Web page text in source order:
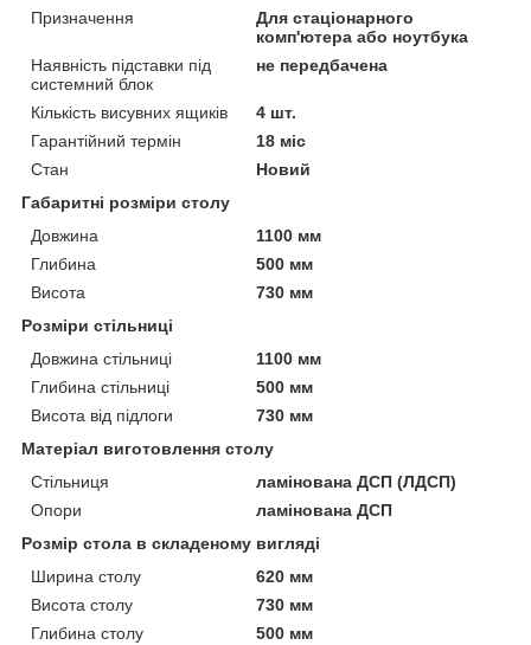
Призначення
Для стаціонарного
комп'ютера або ноутбука
Наявність підставки під
системний блок
не передбачена
Кількість висувних ящиків
4 шт.
Гарантійний термін
18 міс
Стан
Новий
Габаритні розміри столу
Довжина
1100 мм
Глибина
500 мм
Висота
730 мм
Розміри стільниці
Довжина стільниці
1100 мм
Глибина стільниці
500 мм
Висота від підлоги
730 мм
Матеріал виготовлення столу
Стільниця
ламінована ДСП (ЛДСП)
Опори
ламінована ДСП
Розмір стола в складеному вигляді
Ширина столу
620 мм
Висота столу
730 мм
Глибина столу
500 мм